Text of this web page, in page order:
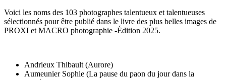
Voici les noms des 103 photographes talentueux et talentueuses
sélectionnés pour être publié dans le livre des plus belles images de
PROXI et MACRO photographie -Édition 2025.
Andrieux Thibault (Aurore)
Aumeunier Sophie (La pause du paon du jour dans la